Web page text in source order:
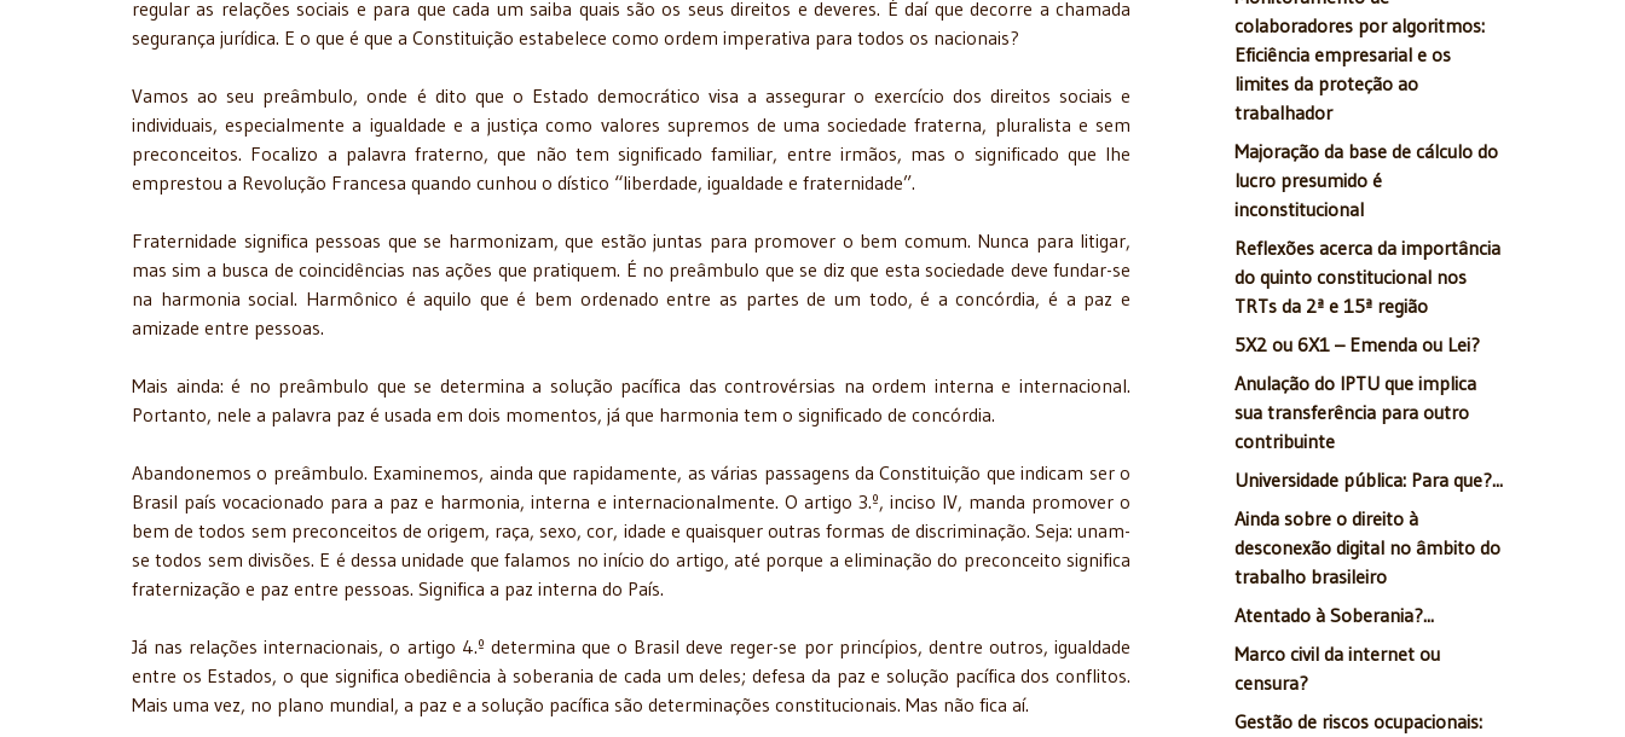
regular as relações sociais e para que cada um saiba quais são os seus direitos e deveres. É daí que decorre a chamada
segurança jurídica. E o que é que a Constituição estabelece como ordem imperativa para todos os nacionais?
Vamos ao seu preâmbulo, onde é dito que o Estado democrático visa a assegurar o exercício dos direitos sociais e
individuais, especialmente a igualdade e a justiça como valores supremos de uma sociedade fraterna, pluralista e sem
preconceitos. Focalizo a palavra fraterno, que não tem significado familiar, entre irmãos, mas o significado que lhe
emprestou a Revolução Francesa quando cunhou o dístico “liberdade, igualdade e fraternidade”.
Fraternidade significa pessoas que se harmonizam, que estão juntas para promover o bem comum. Nunca para litigar,
mas sim a busca de coincidências nas ações que pratiquem. É no preâmbulo que se diz que esta sociedade deve fundar-se
na harmonia social. Harmônico é aquilo que é bem ordenado entre as partes de um todo, é a concórdia, é a paz e
amizade entre pessoas.
Mais ainda: é no preâmbulo que se determina a solução pacífica das controvérsias na ordem interna e internacional.
Portanto, nele a palavra paz é usada em dois momentos, já que harmonia tem o significado de concórdia.
Abandonemos o preâmbulo. Examinemos, ainda que rapidamente, as várias passagens da Constituição que indicam ser o
Brasil país vocacionado para a paz e harmonia, interna e internacionalmente. O artigo 3.º, inciso IV, manda promover o
bem de todos sem preconceitos de origem, raça, sexo, cor, idade e quaisquer outras formas de discriminação. Seja: unam-
se todos sem divisões. E é dessa unidade que falamos no início do artigo, até porque a eliminação do preconceito significa
fraternização e paz entre pessoas. Significa a paz interna do País.
Já nas relações internacionais, o artigo 4.º determina que o Brasil deve reger-se por princípios, dentre outros, igualdade
entre os Estados, o que significa obediência à soberania de cada um deles; defesa da paz e solução pacífica dos conflitos.
Mais uma vez, no plano mundial, a paz e a solução pacífica são determinações constitucionais. Mas não fica aí.
colaboradores por algoritmos:
Eficiência empresarial e os
limites da proteção ao
trabalhador
Majoração da base de cálculo do
lucro presumido é
inconstitucional
Reflexões acerca da importância
do quinto constitucional nos
TRTs da 2ª e 15ª região
5X2 ou 6X1 – Emenda ou Lei?
Anulação do IPTU que implica
sua transferência para outro
contribuinte
Universidade pública: Para que?...
Ainda sobre o direito à
desconexão digital no âmbito do
trabalho brasileiro
Atentado à Soberania?...
Marco civil da internet ou
censura?
Gestão de riscos ocupacionais: